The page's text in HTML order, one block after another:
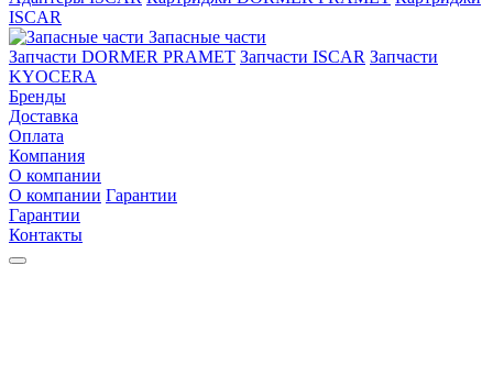
ISCAR
Запасные части
Запчасти DORMER PRAMET Запчасти ISCAR Запчасти
KYOCERA
Бренды
Доставка
Оплата
Компания
О компании
О компании Гарантии
Гарантии
Контакты